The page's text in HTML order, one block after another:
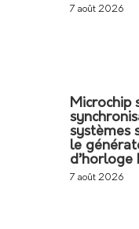
7 août 2026
Microchip
systèmes
le
d’horloge
7 août 2026